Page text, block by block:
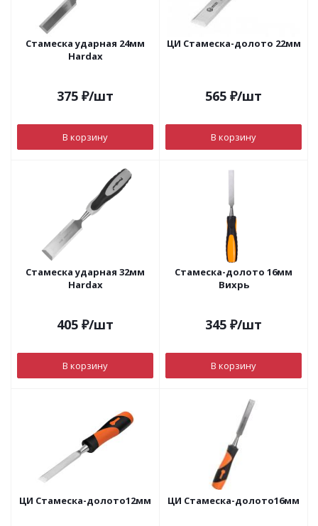
Стамеска ударная 24мм
Hardax
375 ₽/шт
В корзину
ЦИ Стамеска-долото 22мм
565 ₽/шт
В корзину
Стамеска ударная 32мм
Hardax
405 ₽/шт
В корзину
Стамеска-долото 16мм
Вихрь
345 ₽/шт
В корзину
ЦИ Стамеска-долото12мм ЦИ Стамеска-долото16мм